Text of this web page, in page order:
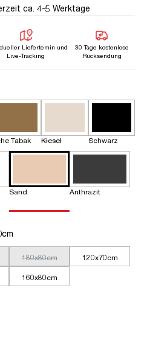
ca. 4-5 Werktage
Liefertemin und
Live-Tracking
30 Tage kostenlose
Rücksendung
Tabak Kiesel Schwarz
Sand Anthrazit
180x80cm 120x70cm
160x80cm